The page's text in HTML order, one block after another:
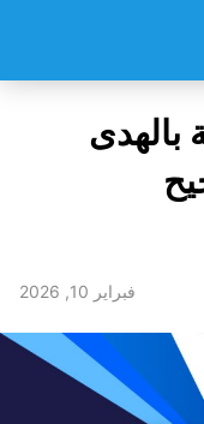
بالهدى
فبراير 10, 2026